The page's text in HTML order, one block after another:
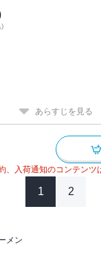
)
あらすじを見る
、入荷通知のコンテンツ
1 2
メン